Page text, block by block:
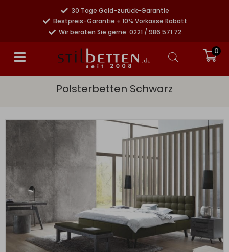
30 Tage Geld-zurück-Garantie
Bestpreis-Garantie + 10% Vorkasse Rabatt
Wir beraten Sie gerne: 0221 / 986 571 72
0
Polsterbetten Schwarz